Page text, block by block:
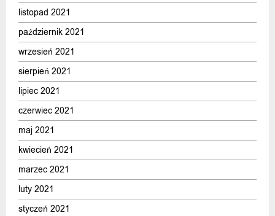
listopad 2021
październik 2021
wrzesień 2021
sierpień 2021
lipiec 2021
czerwiec 2021
maj 2021
kwiecień 2021
marzec 2021
luty 2021
styczeń 2021